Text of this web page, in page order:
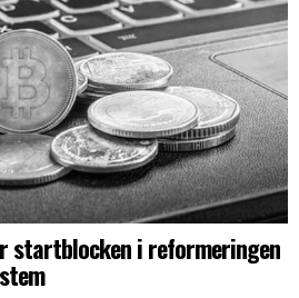
startblocken i reformeringen